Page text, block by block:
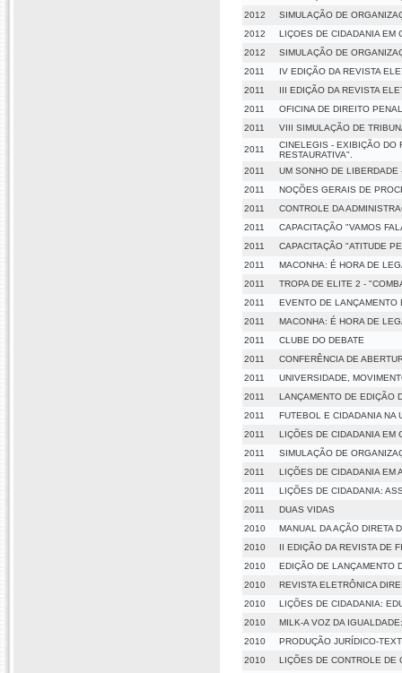
2012
SIMULAÇÃO DE
2012
LIÇOES DE CIDADANIA EM
2012
SIMULAÇÃO DE
2011
IV EDIÇÃO DA REVISTA
2011
III EDIÇÃO DA REVISTA
2011
OFICINA DE DIREITO
2011
VIII SIMULAÇÃO DE
2011
CINELEGIS - EXIBIÇÃO DO
RESTAURATIVA".
2011
UM SONHO DE
2011
NOÇÕES GERAIS DE
2011
CONTROLE DA
2011
CAPACITAÇÃO "VAMOS
2011
CAPACITAÇÃO "ATITUDE
2011
MACONHA: É HORA DE
2011
TROPA DE ELITE 2 -
2011
EVENTO DE LANÇAMENTO
2011
MACONHA: É HORA DE
2011
CLUBE DO DEBATE
2011
CONFERÊNCIA DE
2011
UNIVERSIDADE,
2011
LANÇAMENTO DE EDIÇÃO
2011
FUTEBOL E CIDADANIA NA
2011
LIÇÕES DE CIDADANIA EM
2011
SIMULAÇÃO DE
2011
LIÇÕES DE CIDADANIA EM
2011
LIÇÕES DE CIDADANIA:
2011
DUAS VIDAS
2010
MANUAL DA AÇÃO DIRETA
2010
II EDIÇÃO DA REVISTA DE
2010
EDIÇÃO DE LANÇAMENTO
2010
REVISTA ELETRÔNICA
2010
LIÇÕES DE CIDADANIA:
2010
MILK-A VOZ DA
2010
PRODUÇÃO JURÍDICO-
2010
LIÇÕES DE CONTROLE DE